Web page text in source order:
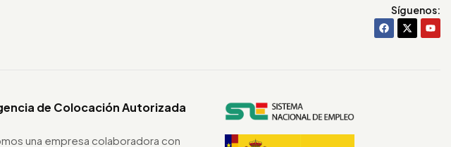
Síguenos:
de Colocación Autorizada
una empresa colaboradora con